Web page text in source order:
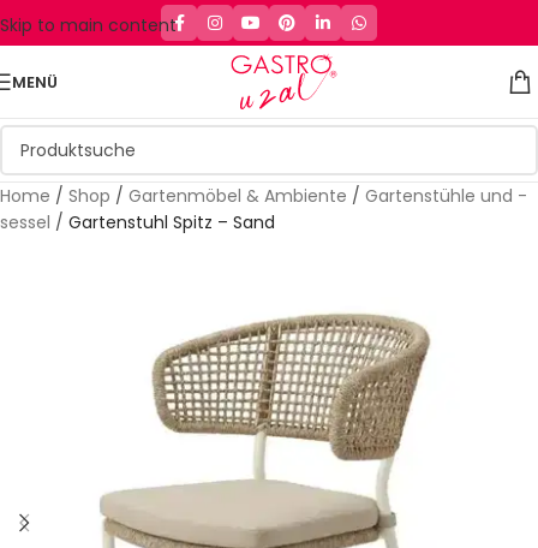
Skip to main content
MENÜ
Home / Shop / Gartenmöbel & Ambiente / Gartenstühle und -
sessel / Gartenstuhl Spitz – Sand